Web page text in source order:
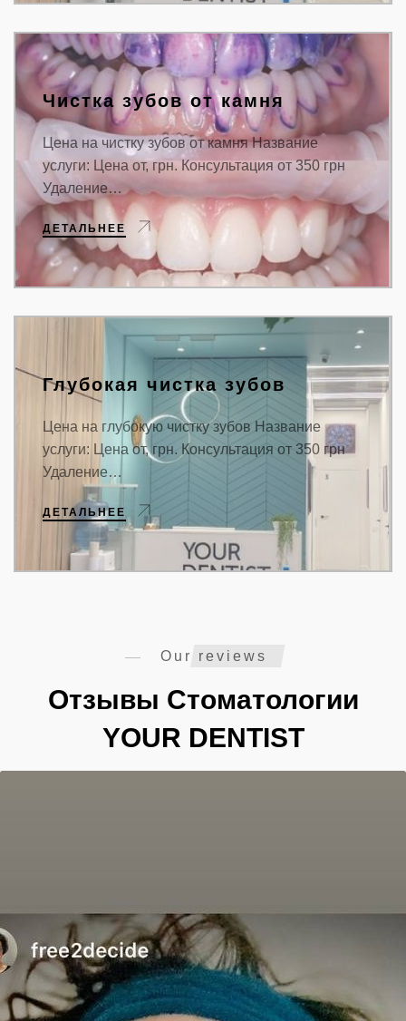
Чистка зубов от камня
Цена на чистку зубов от камня Название
услуги: Цена от, грн. Консультация от 350 грн
Удаление…
ДЕТАЛЬНЕЕ
Глубокая чистка зубов
Цена на глубокую чистку зубов Название
услуги: Цена от, грн. Консультация от 350 грн
Удаление…
ДЕТАЛЬНЕЕ
Our reviews
Отзывы Стоматологии
YOUR DENTIST